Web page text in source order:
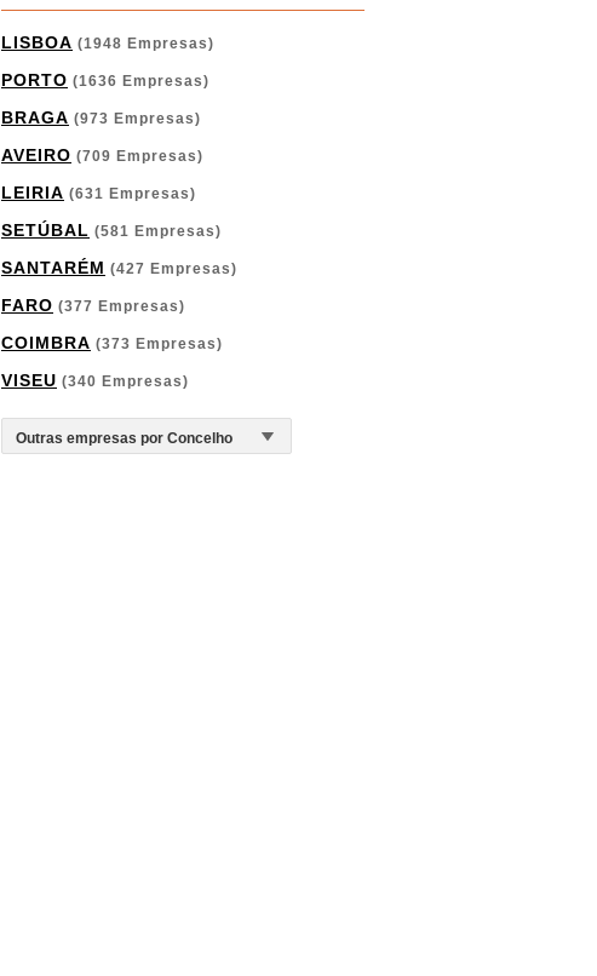
LISBOA (1948 Empresas)
PORTO (1636 Empresas)
BRAGA (973 Empresas)
AVEIRO (709 Empresas)
LEIRIA (631 Empresas)
SETÚBAL (581 Empresas)
SANTARÉM (427 Empresas)
FARO (377 Empresas)
COIMBRA (373 Empresas)
VISEU (340 Empresas)